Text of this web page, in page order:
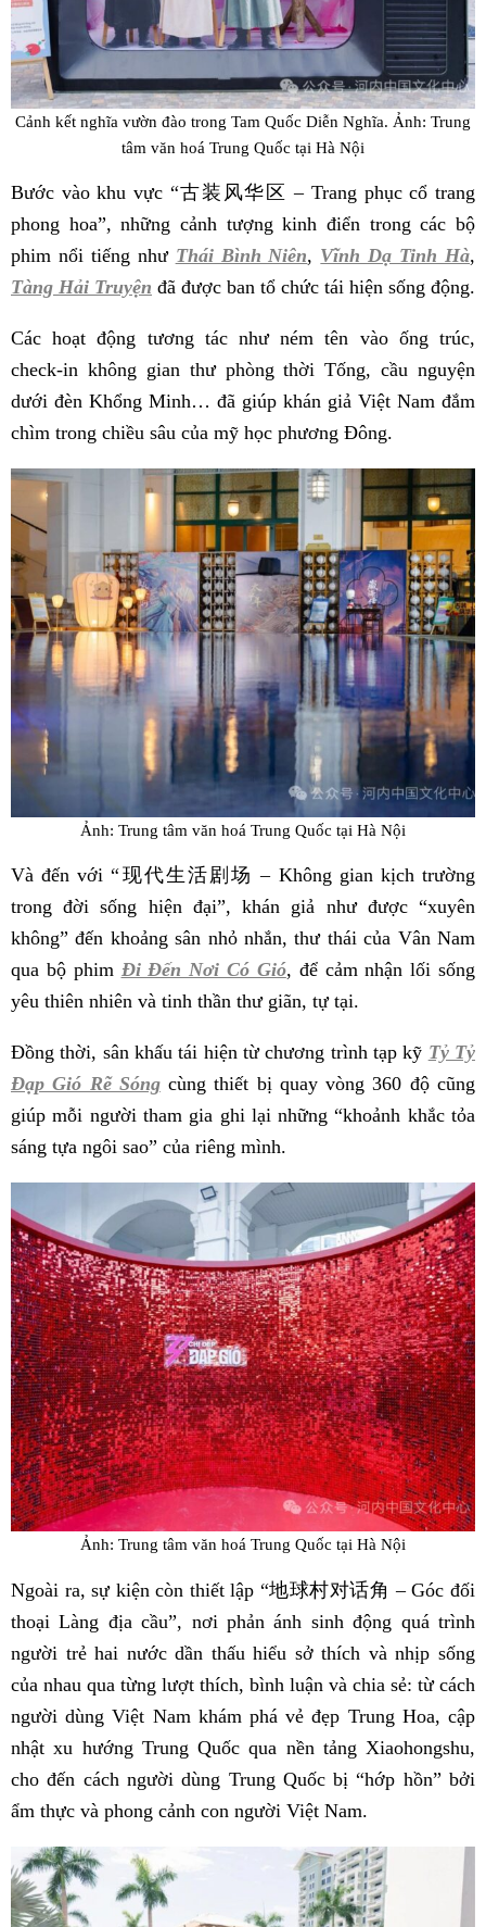
Cảnh kết nghĩa vườn đào trong Tam Quốc Diễn Nghĩa. Ảnh: Trung
tâm văn hoá Trung Quốc tại Hà Nội
Bước vào khu vực “古装风华区 – Trang phục cổ trang
phong hoa”, những cảnh tượng kinh điển trong các bộ
phim nổi tiếng như Thái Bình Niên, Vĩnh Dạ Tinh Hà,
Tàng Hải Truyện đã được ban tổ chức tái hiện sống động.
Các hoạt động tương tác như ném tên vào ống trúc,
check-in không gian thư phòng thời Tống, cầu nguyện
dưới đèn Khổng Minh… đã giúp khán giả Việt Nam đắm
chìm trong chiều sâu của mỹ học phương Đông.
Ảnh: Trung tâm văn hoá Trung Quốc tại Hà Nội
Và đến với “现代生活剧场 – Không gian kịch trường
trong đời sống hiện đại”, khán giả như được “xuyên
không” đến khoảng sân nhỏ nhắn, thư thái của Vân Nam
qua bộ phim Đi Đến Nơi Có Gió, để cảm nhận lối sống
yêu thiên nhiên và tinh thần thư giãn, tự tại.
Đồng thời, sân khấu tái hiện từ chương trình tạp kỹ Tỷ Tỷ
Đạp Gió Rẽ Sóngcùng thiết bị quay vòng 360 độ cũng
giúp mỗi người tham gia ghi lại những “khoảnh khắc tỏa
sáng tựa ngôi sao” của riêng mình.
Ảnh: Trung tâm văn hoá Trung Quốc tại Hà Nội
Ngoài ra, sự kiện còn thiết lập “地球村对话角 – Góc đối
thoại Làng địa cầu”, nơi phản ánh sinh động quá trình
người trẻ hai nước dần thấu hiểu sở thích và nhịp sống
của nhau qua từng lượt thích, bình luận và chia sẻ: từ cách
người dùng Việt Nam khám phá vẻ đẹp Trung Hoa, cập
nhật xu hướng Trung Quốc qua nền tảng Xiaohongshu,
cho đến cách người dùng Trung Quốc bị “hớp hồn” bởi
ẩm thực và phong cảnh con người Việt Nam.